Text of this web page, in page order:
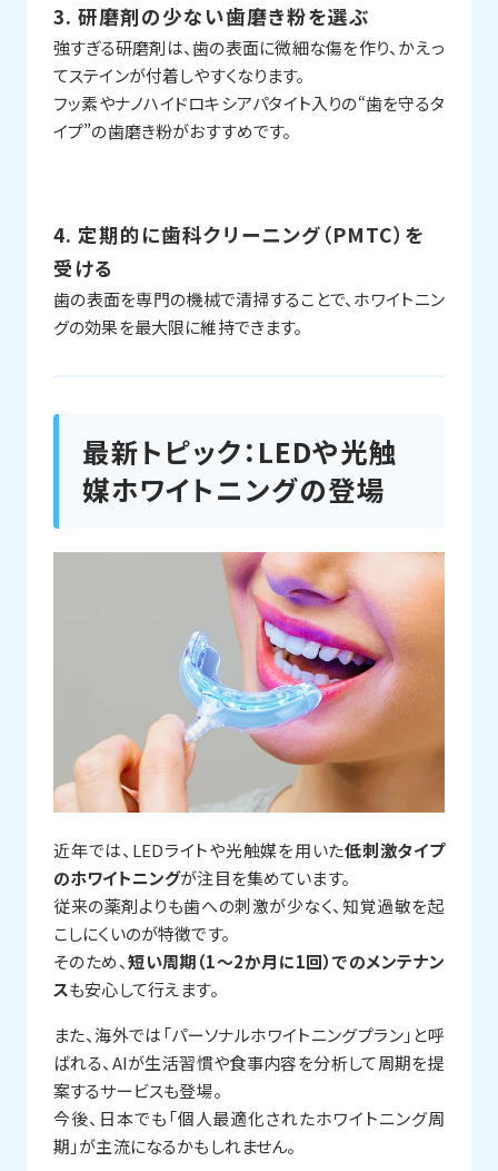
3. 研磨剤の少ない歯磨き粉を選ぶ
強すぎる研磨剤は、歯の表面に微細な傷を作り、かえっ
てステインが付着しやすくなります。
フッ素やナノハイドロキシアパタイト入りの“歯を守るタ
イプ”の歯磨き粉がおすすめです。
4. 定期的に歯科クリーニング（PMTC）を
受ける
歯の表面を専門の機械で清掃することで、ホワイトニン
グの効果を最大限に維持できます。
最新トピック：LEDや光触
媒ホワイトニングの登場
近年では、LEDライトや光触媒を用いた低刺激タイプ
のホワイトニングが注目を集めています。
従来の薬剤よりも歯への刺激が少なく、知覚過敏を起
こしにくいのが特徴です。
そのため、短い周期（1〜2か月に1回）でのメンテナン
スも安心して行えます。
また、海外では「パーソナルホワイトニングプラン」と呼
ばれる、AIが生活習慣や食事内容を分析して周期を提
案するサービスも登場。
今後、日本でも「個人最適化されたホワイトニング周
期」が主流になるかもしれません。